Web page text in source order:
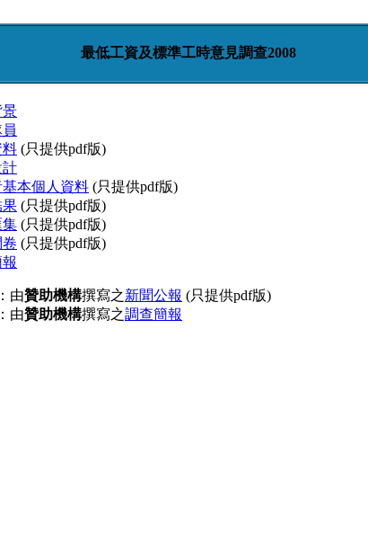
最低工資及標準工時意見調查2008
景
料 (只提供pdf版)
計
本個人資料 (只提供pdf版)
果 (只提供pdf版)
集 (只提供pdf版)
(只提供pdf版)
由贊助機構撰寫之新聞公報 (只提供pdf版)
由贊助機構撰寫之調查簡報